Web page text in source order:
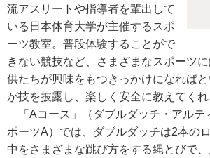
流アスリートや指導者を輩出して
いる日本体育大学が主催するスポ
ーツ教室。普段体験することがで
きない競技など、さまざまなスポーツ
供たちが興味をもつきっかけになれば
が技を披露し、楽しく安全に教えてくれ
「Aコース」（ダブルダッチ・アルテ
ポーツA）では、ダブルダッチは2本の
中をさまざまな跳び方をする縄とびで